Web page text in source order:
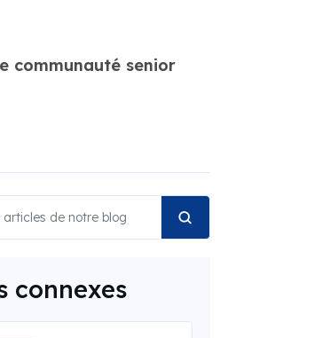
communauté senior
connexes